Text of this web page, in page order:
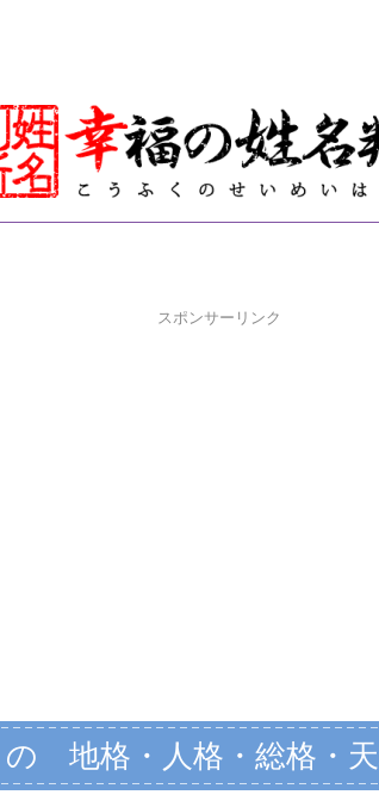
スポンサーリンク
の 地格・人格・総格・